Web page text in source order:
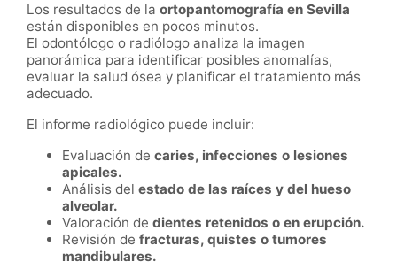
Los resultados de la ortopantomografía en Sevilla
están disponibles en pocos minutos.
El odontólogo o radiólogo analiza la imagen
panorámica para identificar posibles anomalías,
evaluar la salud ósea y planificar el tratamiento más
adecuado.
El informe radiológico puede incluir:
Evaluación de caries, infecciones o lesiones
apicales.
Análisis del estado de las raíces y del hueso
alveolar.
Valoración de dientes retenidos o en erupción.
Revisión de fracturas, quistes o tumores
mandibulares.